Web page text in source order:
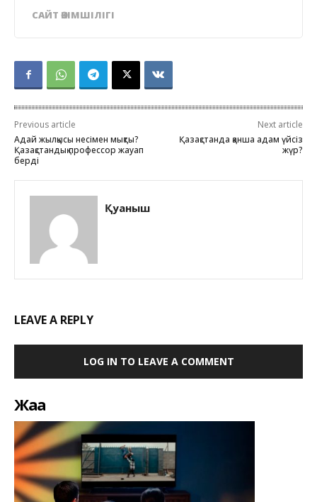
САЙТ ӘКІМШІЛІГІ
Previous article
Адай жылқысы несімен мықты?
Қазақстандық профессор жауап
берді
Next article
Қазақстанда қанша адам үйсіз
жүр?
Қуаныш
LEAVE A REPLY
LOG IN TO LEAVE A COMMENT
Жаңа